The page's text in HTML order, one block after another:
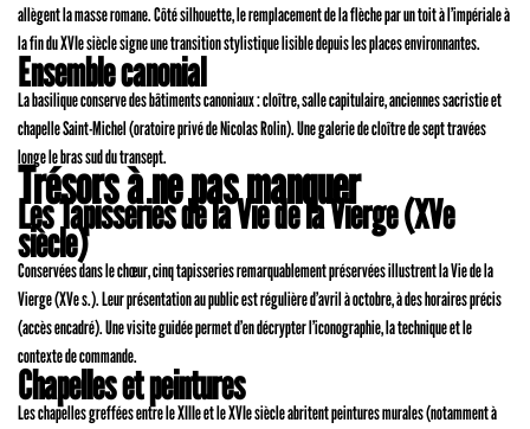
allègent la masse romane. Côté silhouette, le remplacement de la flèche par un toit à l’impériale à
la fin du XVIe siècle signe une transition stylistique lisible depuis les places environnantes.
Ensemble canonial
La basilique conserve des bâtiments canoniaux : cloître, salle capitulaire, anciennes sacristie et
chapelle Saint-Michel (oratoire privé de Nicolas Rolin). Une galerie de cloître de sept travées
longe le bras sud du transept.
Trésors à ne pas manquer
Les Tapisseries de la Vie de la Vierge (XVe
siècle)
Conservées dans le chœur, cinq tapisseries remarquablement préservées illustrent la Vie de la
Vierge (XVe s.). Leur présentation au public est régulière d’avril à octobre, à des horaires précis
(accès encadré). Une visite guidée permet d’en décrypter l’iconographie, la technique et le
contexte de commande.
Chapelles et peintures
Les chapelles greffées entre le XIIIe et le XVIe siècle abritent peintures murales (notamment à